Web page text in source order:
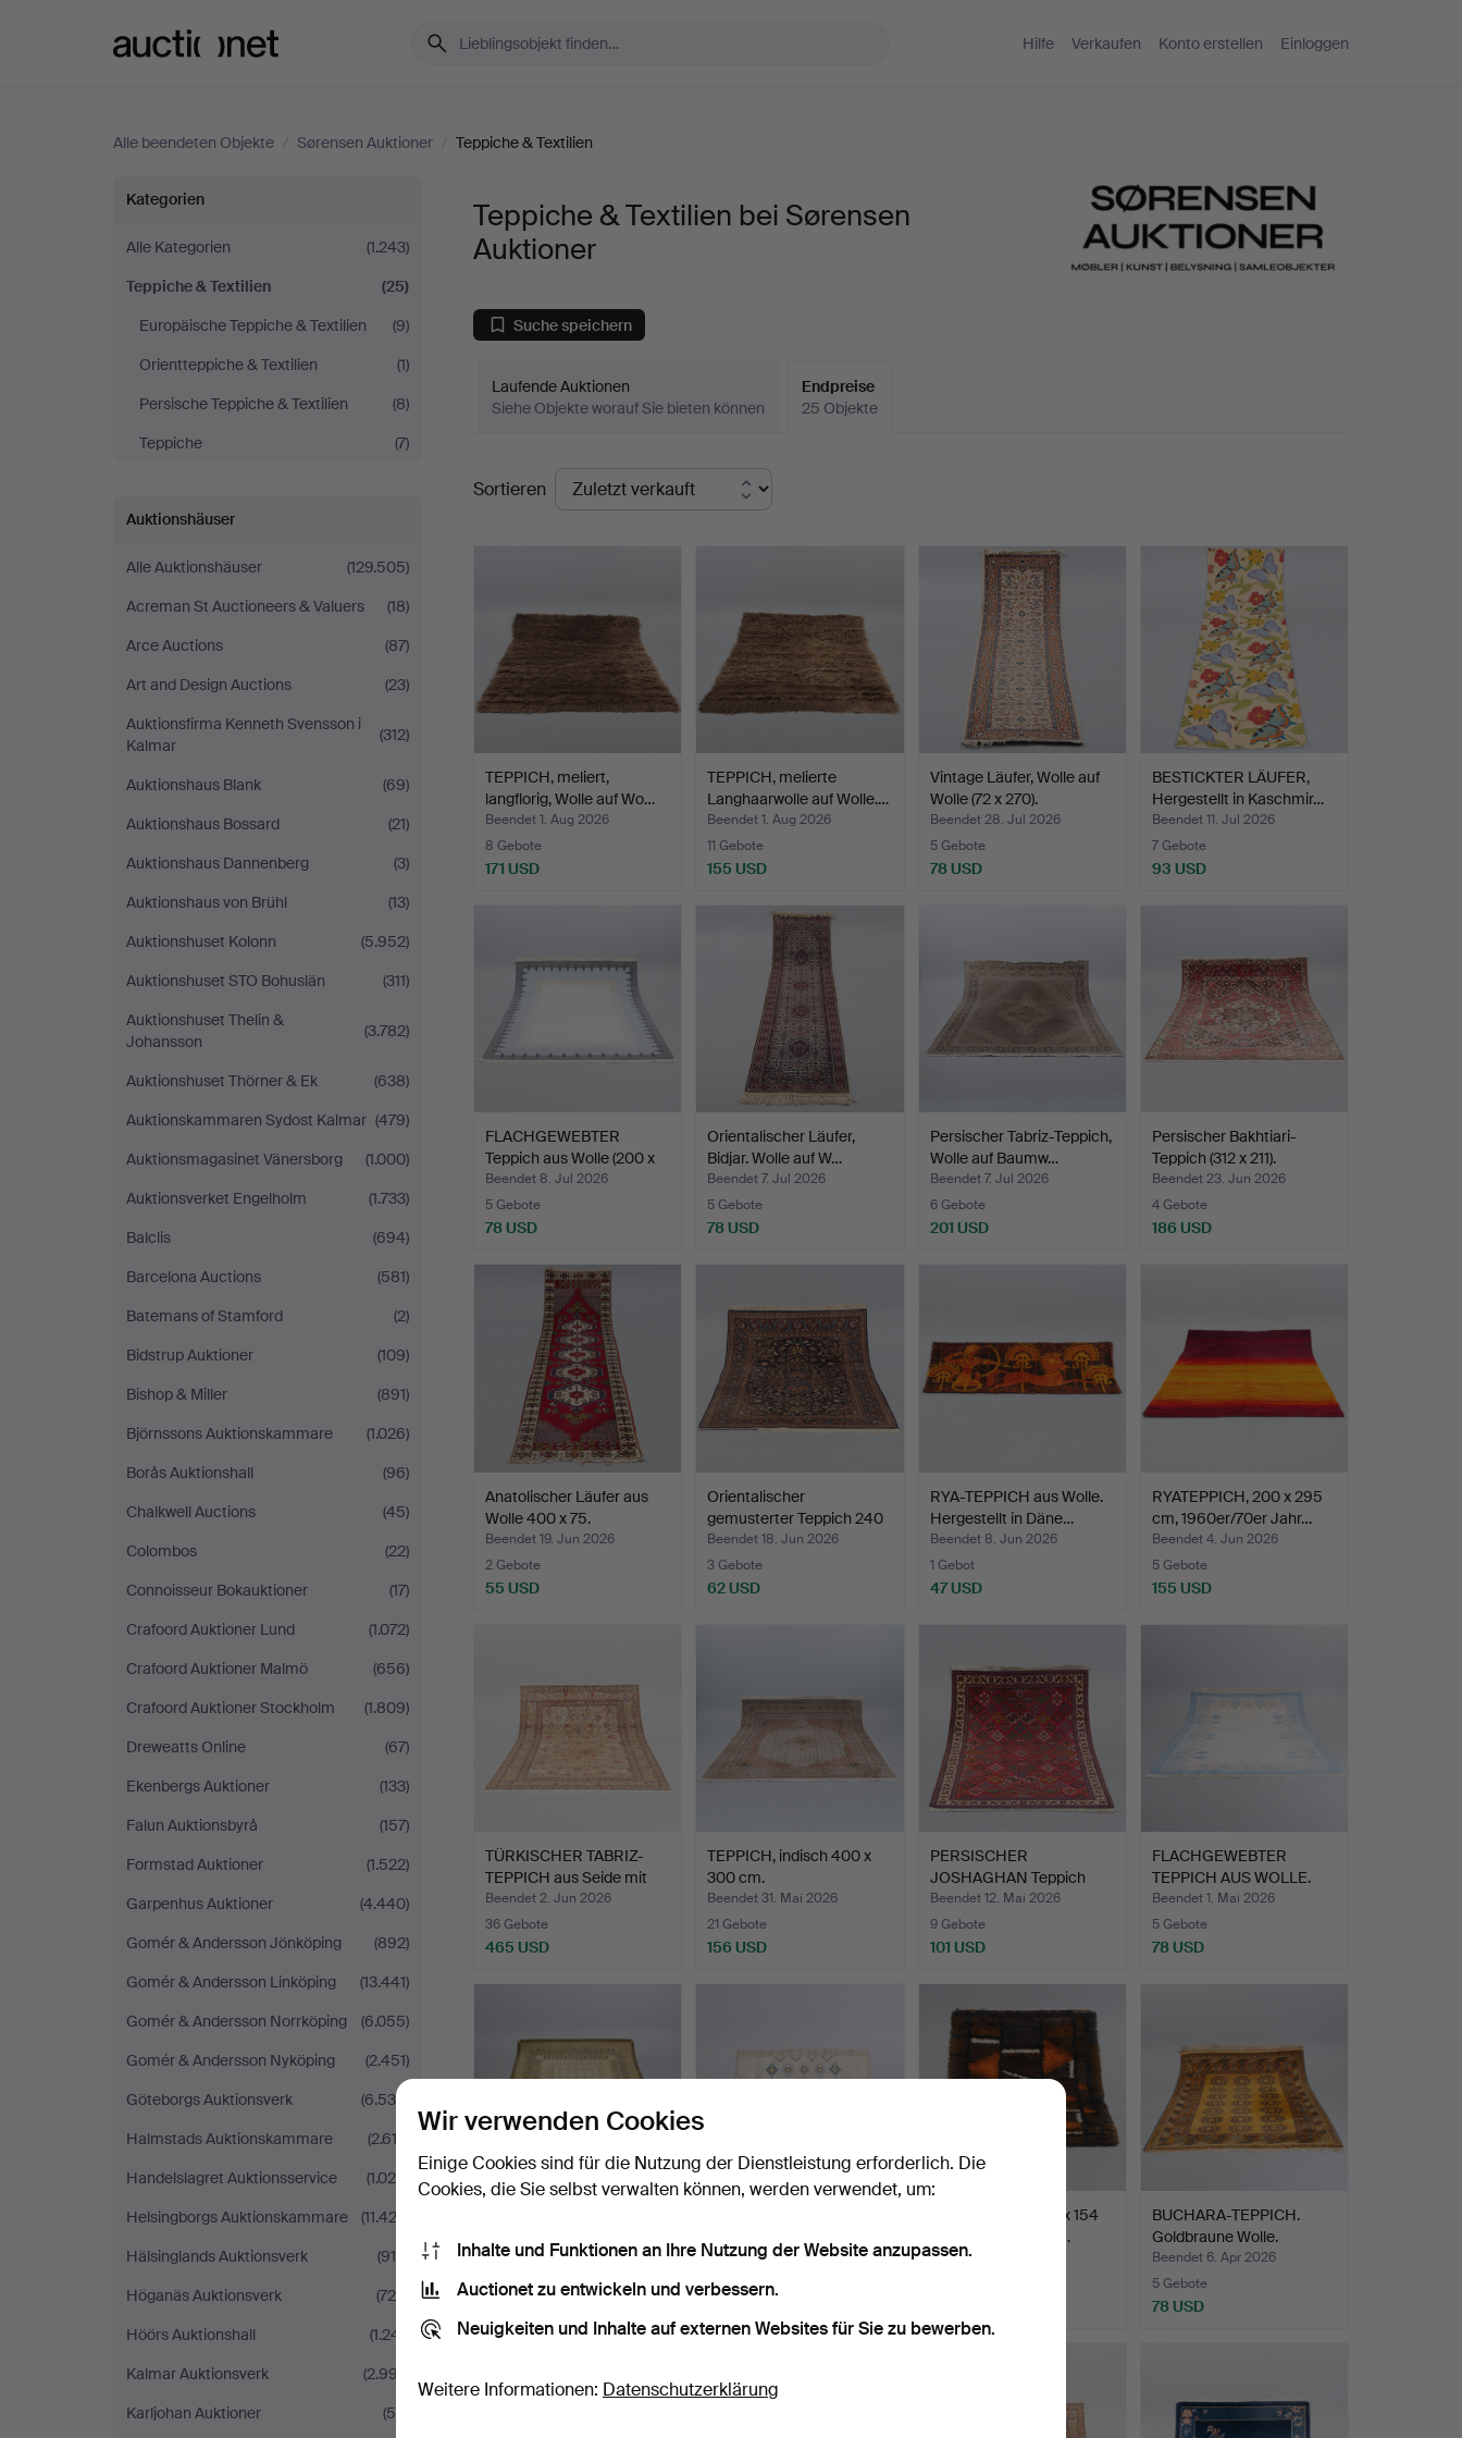
Hilfe Verkaufen Konto erstellen Einloggen
Alle beendeten Objekte / Sørensen Auktioner / Teppiche & Textilien
Teppiche
&
Textilien
bei
Sørensen
Auktioner
Kategorien
Alle Kategorien
(1.243)
Teppiche & Textilien
(25)
Europäische Teppiche & Textilien
(9)
Orientteppiche & Textilien
(1)
Persische Teppiche & Textilien
(8)
Teppiche
(7)
Auktionshäuser
Alle Auktionshäuser
(129.505)
Acreman St Auctioneers & Valuers
(18)
Arce Auctions
(87)
Art and Design Auctions
(23)
Auktionsfirma Kenneth Svensson i
Kalmar
(312)
Auktionshaus Blank
(69)
Auktionshaus Bossard
(21)
Auktionshaus Dannenberg
(3)
Auktionshaus von Brühl
(13)
Auktionshuset Kolonn
(5.952)
Auktionshuset STO Bohuslän
(311)
Auktionshuset Thelin &
Johansson
(3.782)
Auktionshuset Thörner & Ek
(638)
Auktionskammaren Sydost Kalmar (479)
Auktionsmagasinet Vänersborg
(1.000)
Auktionsverket Engelholm
(1.733)
Balclis
(694)
Barcelona Auctions
(581)
Batemans of Stamford
(2)
Bidstrup Auktioner
(109)
Bishop & Miller
(891)
Björnssons Auktionskammare
(1.026)
Borås Auktionshall
(96)
Chalkwell Auctions
(45)
Colombos
(22)
Connoisseur Bokauktioner
(17)
Crafoord Auktioner Lund
(1.072)
Crafoord Auktioner Malmö
(656)
Crafoord Auktioner Stockholm
(1.809)
Dreweatts Online
(67)
Ekenbergs Auktioner
(133)
Falun Auktionsbyrå
(157)
Formstad Auktioner
(1.522)
Garpenhus Auktioner
(4.440)
Gomér & Andersson Jönköping
(892)
Gomér & Andersson Linköping
(13.441)
Gomér & Andersson Norrköping
(6.055)
Gomér & Andersson Nyköping
(2.451)
Göteborgs Auktionsverk
(6.536)
Halmstads Auktionskammare
(2.613)
Handelslagret Auktionsservice
(1.020)
Helsingborgs Auktionskammare
(11.422)
Hälsinglands Auktionsverk
(915)
Höganäs Auktionsverk
(726)
Höörs Auktionshall
(1.241)
Kalmar Auktionsverk
(2.997)
Karljohan Auktioner
(55)
Teppiche & Textilien bei Sørensen
Auktioner
Suche speichern
Laufende Auktionen
Siehe Objekte worauf Sie bieten können
Endpreise
25 Objekte
Endpreise
Sortieren
TEPPICH, meliert,
langflorig, Wolle auf Wo…
Beendet 1. Aug 2026
8 Gebote
171 USD
TEPPICH, melierte
Langhaarwolle auf Wolle.…
Beendet 1. Aug 2026
11 Gebote
155 USD
Vintage Läufer, Wolle auf
Wolle (72 x 270).
Beendet 28. Jul 2026
5 Gebote
78 USD
BESTICKTER LÄUFER,
Hergestellt in Kaschmir…
Beendet 11. Jul 2026
7 Gebote
93 USD
FLACHGEWEBTER
Teppich aus Wolle (200 x
300…
Beendet 8. Jul 2026
5 Gebote
78 USD
Orientalischer Läufer,
Bidjar. Wolle auf W…
Beendet 7. Jul 2026
5 Gebote
78 USD
Persischer Tabriz-Teppich,
Wolle auf Baumw…
Beendet 7. Jul 2026
6 Gebote
201 USD
Persischer Bakhtiari-
Teppich (312 x 211).
Beendet 23. Jun 2026
4 Gebote
186 USD
Anatolischer Läufer aus
Wolle 400 x 75.
Beendet 19. Jun 2026
2 Gebote
55 USD
Orientalischer
gemusterter Teppich 240
x 1…
Beendet 18. Jun 2026
3 Gebote
62 USD
RYA-TEPPICH aus Wolle.
Hergestellt in Däne…
Beendet 8. Jun 2026
1 Gebot
47 USD
RYATEPPICH, 200 x 295
cm, 1960er/70er Jahr…
Beendet 4. Jun 2026
5 Gebote
155 USD
TÜRKISCHER TABRIZ-
TEPPICH aus Seide mit
ei…
Beendet 2. Jun 2026
36 Gebote
465 USD
TEPPICH, indisch 400 x
300 cm.
Beendet 31. Mai 2026
21 Gebote
156 USD
PERSISCHER
JOSHAGHAN Teppich
Wolle.
Beendet 12. Mai 2026
9 Gebote
101 USD
FLACHGEWEBTER
TEPPICH AUS WOLLE.
(190 x 30…
Beendet 1. Mai 2026
5 Gebote
78 USD
348) Skandinav…
Beendet 28. Apr 2026
9 Gebote
aus Woll…
Beendet 24. Apr 2026
12 Gebote
RYA-TEPPICH. (96 x 154
cm) Mitte des 20. J…
Beendet 21. Apr 2026
BUCHARA-TEPPICH.
Goldbraune Wolle.
Beendet 6. Apr 2026
5 Gebote
78 USD
Wir verwenden Cookies
Einige Cookies sind für die Nutzung der Dienstleistung erforderlich. Die
Cookies, die Sie selbst verwalten können, werden verwendet, um:
Inhalte und Funktionen an Ihre Nutzung der Website anzupassen.
Auctionet zu entwickeln und verbessern.
Neuigkeiten und Inhalte auf externen Websites für Sie zu bewerben.
Weitere Informationen: Datenschutzerklärung